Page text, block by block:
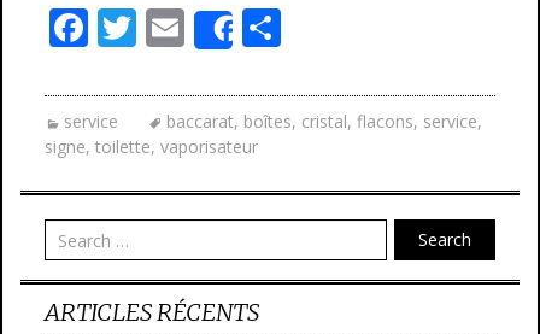
F
e
b
o
o
k
T
itt
er
E
m
ai
l
Share
ta
g
er
service baccarat, boîtes, cristal, flacons, service,
signe, toilette, vaporisateur
Search
ARTICLES RÉCENTS